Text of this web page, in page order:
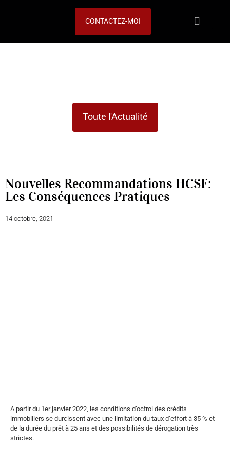
CONTACTEZ-MOI
Toute l'Actualité
Nouvelles Recommandations HCSF:
Les Conséquences Pratiques
14 octobre, 2021
A partir du 1er janvier 2022, les conditions d’octroi des crédits
immobiliers se durcissent avec une limitation du taux d’effort à 35 % et
de la durée du prêt à 25 ans et des possibilités de dérogation très
strictes.